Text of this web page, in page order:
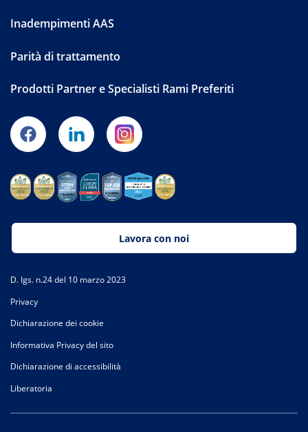
Inadempimenti AAS
Parità di trattamento
Prodotti Partner e Specialisti Rami Preferiti
Lavora con noi
D. lgs. n.24 del 10 marzo 2023
Privacy
Dichiarazione dei cookie
Informativa Privacy del sito
Dichiarazione di accessibilità
Liberatoria